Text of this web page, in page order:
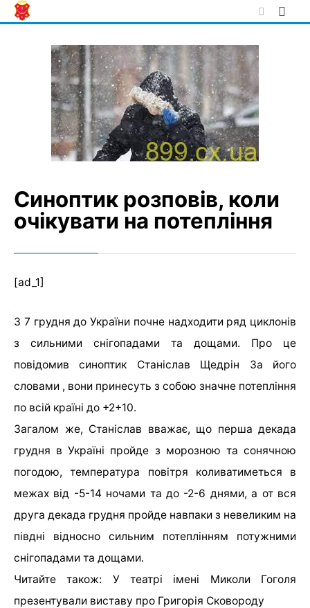
Skip
to
Синоптик розповів, коли
очікувати на потепління
[ad_1]
З 7 грудня до України почне надходити ряд циклонів
з сильними снігопадами та дощами. Про це
повідомив синоптик Станіслав Щедрін За його
словами , вони принесуть з собою значне потепління
по всій країні до +2+10.
Загалом же, Станіслав вважає, що перша декада
грудня в Україні пройде з морозною та сонячною
погодою, температура повітря коливатиметься в
межах від -5-14 ночами та до -2-6 днями, а от вся
друга декада грудня пройде навпаки з невеликим на
півдні відносно сильним потеплінням потужними
снігопадами та дощами.
Читайте також: У театрі імені Миколи Гоголя
презентували виставу про Григорія Сковороду